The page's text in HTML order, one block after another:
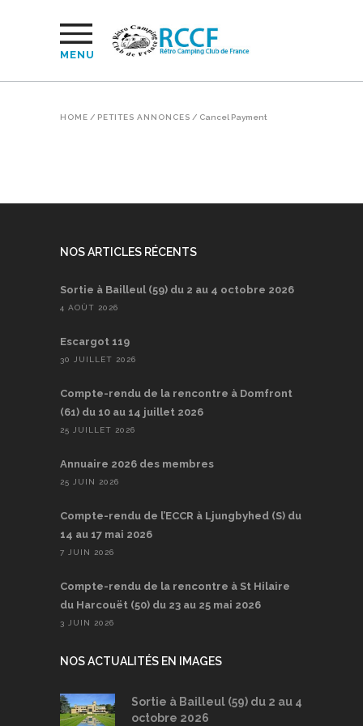
MENU
HOME / PETITES ANNONCES / Cancel Payment
NOS ARTICLES RÉCENTS
Sortie à Bailleul (59) du 2 au 4 octobre 2026
4 AOÛT 2026
Escargot 119
30 JUILLET 2026
Compte-rendu de la rencontre à Domfront
(61) du 10 au 14 juillet 2026
25 JUILLET 2026
Annuaire 2026 des membres
25 JUIN 2026
Compte-rendu de l’ECCR à Ljungbyhed (S) du
14 au 17 mai 2026
7 JUIN 2026
Compte-rendu de la rencontre à St Hilaire
du Harcouët (50) du 23 au 25 mai 2026
3 JUIN 2026
NOS ACTUALITÉS EN IMAGES
Sortie à Bailleul (59) du 2 au 4
octobre 2026